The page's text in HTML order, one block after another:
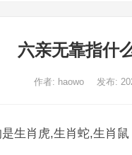
六亲无靠指什
作者: haowo 发布:
生肖虎,生肖蛇,生肖鼠